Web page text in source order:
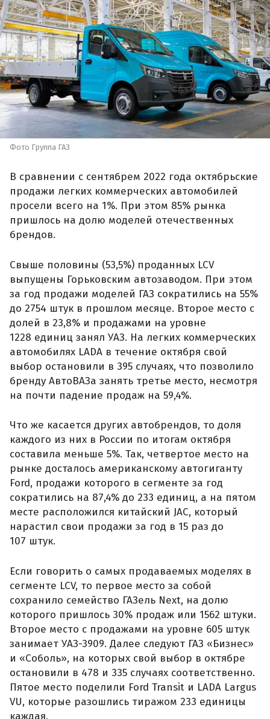
Фото Группа ГАЗ
В сравнении с сентябрем 2022 года октябрьские
продажи легких коммерческих автомобилей
просели всего на 1%. При этом 85% рынка
пришлось на долю моделей отечественных
брендов.
Свыше половины (53,5%) проданных LCV
выпущены Горьковским автозаводом. При этом
за год продажи моделей ГАЗ сократились на 55%
до 2754 штук в прошлом месяце. Второе место с
долей в 23,8% и продажами на уровне
1228 единиц занял УАЗ. На легких коммерческих
автомобилях LADA в течение октября свой
выбор остановили в 395 случаях, что позволило
бренду АвтоВАЗа занять третье место, несмотря
на почти падение продаж на 59,4%.
Что же касается других автобрендов, то доля
каждого из них в России по итогам октября
составила меньше 5%. Так, четвертое место на
рынке досталось американскому автогиганту
Ford, продажи которого в сегменте за год
сократились на 87,4% до 233 единиц, а на пятом
месте расположился китайский JAC, который
нарастил свои продажи за год в 15 раз до
107 штук.
Если говорить о самых продаваемых моделях в
сегменте LCV, то первое место за собой
сохранило семейство ГАЗель Next, на долю
которого пришлось 30% продаж или 1562 штуки.
Второе место с продажами на уровне 605 штук
занимает УАЗ-3909. Далее следуют ГАЗ «Бизнес»
и «Соболь», на которых свой выбор в октябре
остановили в 478 и 335 случаях соответственно.
Пятое место поделили Ford Transit и LADA Largus
VU, которые разошлись тиражом 233 единицы
каждая.